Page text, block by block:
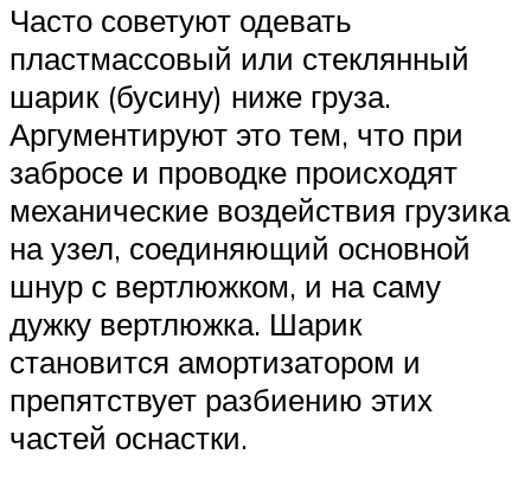
Часто советуют одевать
пластмассовый или стеклянный
шарик (бусину) ниже груза.
Аргументируют это тем, что при
забросе и проводке происходят
механические воздействия грузика
на узел, соединяющий основной
шнур с вертлюжком, и на саму
дужку вертлюжка. Шарик
становится амортизатором и
препятствует разбиению этих
частей оснастки.